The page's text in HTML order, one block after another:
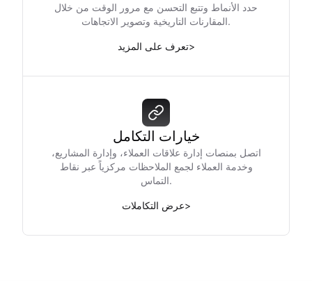
حدد الأنماط وتتبع التحسن مع مرور الوقت من خلال
المقارنات التاريخية وتصوير الاتجاهات.
تعرف على المزيد>
خيارات التكامل
اتصل بمنصات إدارة علاقات العملاء، وإدارة المشاريع،
وخدمة العملاء لجمع الملاحظات مركزياً عبر نقاط
التماس.
عرض التكاملات>